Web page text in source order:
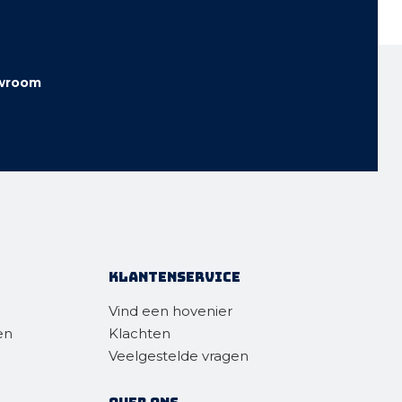
Klantenservice
Vind een hovenier
Klachten
Veelgestelde vragen